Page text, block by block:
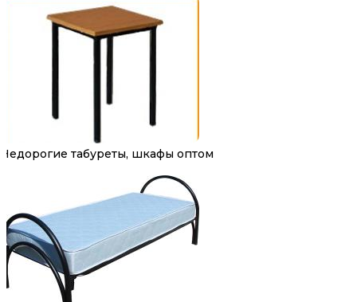
Недорогие табуреты, шкафы оптом